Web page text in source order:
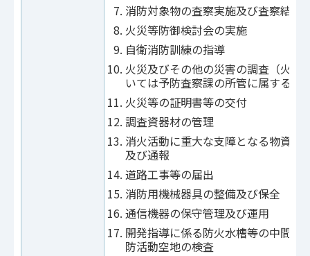
消防対象物の査察実施及び査察結果
火災等防御検討会の実施
自衛消防訓練の指導
火災及びその他の災害の調査（火災
いては予防査察課の所管に属するも
火災等の証明書等の交付
調査資器材の管理
消火活動に重大な支障となる物資等
及び通報
道路工事等の届出
消防用機械器具の整備及び保全
通信機器の保守管理及び運用
開発指導に係る防火水槽等の中間検
防活動空地の検査